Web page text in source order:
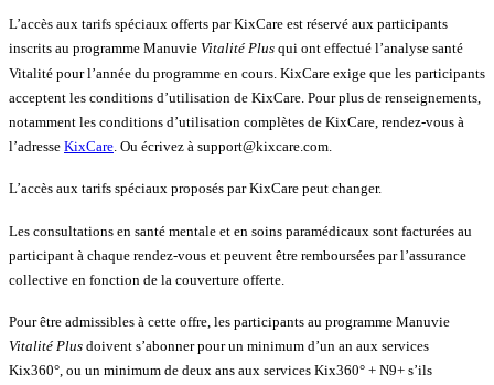
L’accès aux tarifs spéciaux offerts par KixCare est réservé aux participants
inscrits au programme Manuvie Vitalité Plus qui ont effectué l’analyse santé
Vitalité pour l’année du programme en cours. KixCare exige que les participants
acceptent les conditions d’utilisation de KixCare. Pour plus de renseignements,
notamment les conditions d’utilisation complètes de KixCare, rendez-vous à
l’adresse KixCare. Ou écrivez à support@kixcare.com.
L’accès aux tarifs spéciaux proposés par KixCare peut changer.
Les consultations en santé mentale et en soins paramédicaux sont facturées au
participant à chaque rendez-vous et peuvent être remboursées par l’assurance
collective en fonction de la couverture offerte.
Pour être admissibles à cette offre, les participants au programme Manuvie
Vitalité Plus doivent s’abonner pour un minimum d’un an aux services
Kix360°, ou un minimum de deux ans aux services Kix360° + N9+ s’ils